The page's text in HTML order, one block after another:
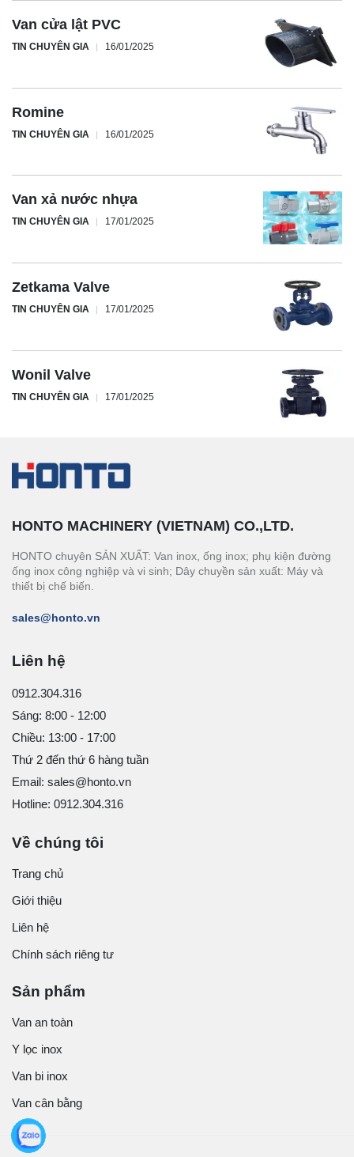
Van cửa lật PVC
TIN CHUYÊN GIA 16/01/2025
Romine
TIN CHUYÊN GIA 16/01/2025
Van xả nước nhựa
TIN CHUYÊN GIA 17/01/2025
Zetkama Valve
TIN CHUYÊN GIA 17/01/2025
Wonil Valve
TIN CHUYÊN GIA 17/01/2025
HONTO MACHINERY (VIETNAM) CO.,LTD.
HONTO chuyên SẢN XUẤT: Van inox, ống inox; phụ kiện đường
ống inox công nghiệp và vi sinh; Dây chuyền sản xuất: Máy và
thiết bị chế biến.
sales@honto.vn
Liên hệ
0912.304.316
Sáng: 8:00 - 12:00
Chiều: 13:00 - 17:00
Thứ 2 đến thứ 6 hàng tuần
Email: sales@honto.vn
Hotline: 0912.304.316
Về chúng tôi
Trang chủ
Giới thiệu
Liên hệ
Chính sách riêng tư
Sản phẩm
Van an toàn
Y lọc inox
Van bi inox
Van cân bằng